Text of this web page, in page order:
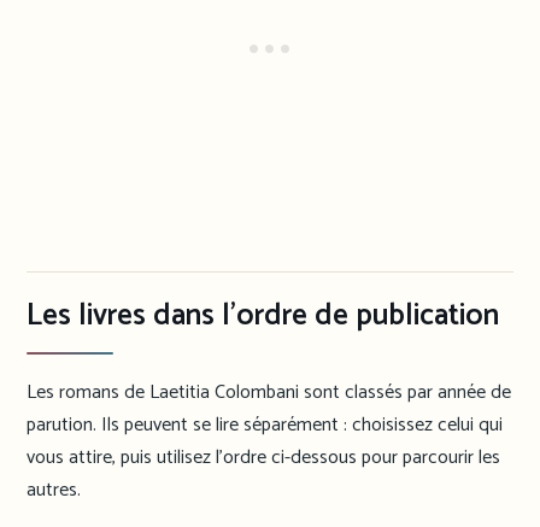
Les livres dans l’ordre de publication
Les romans de Laetitia Colombani sont classés par année de
parution. Ils peuvent se lire séparément : choisissez celui qui
vous attire, puis utilisez l’ordre ci-dessous pour parcourir les
autres.